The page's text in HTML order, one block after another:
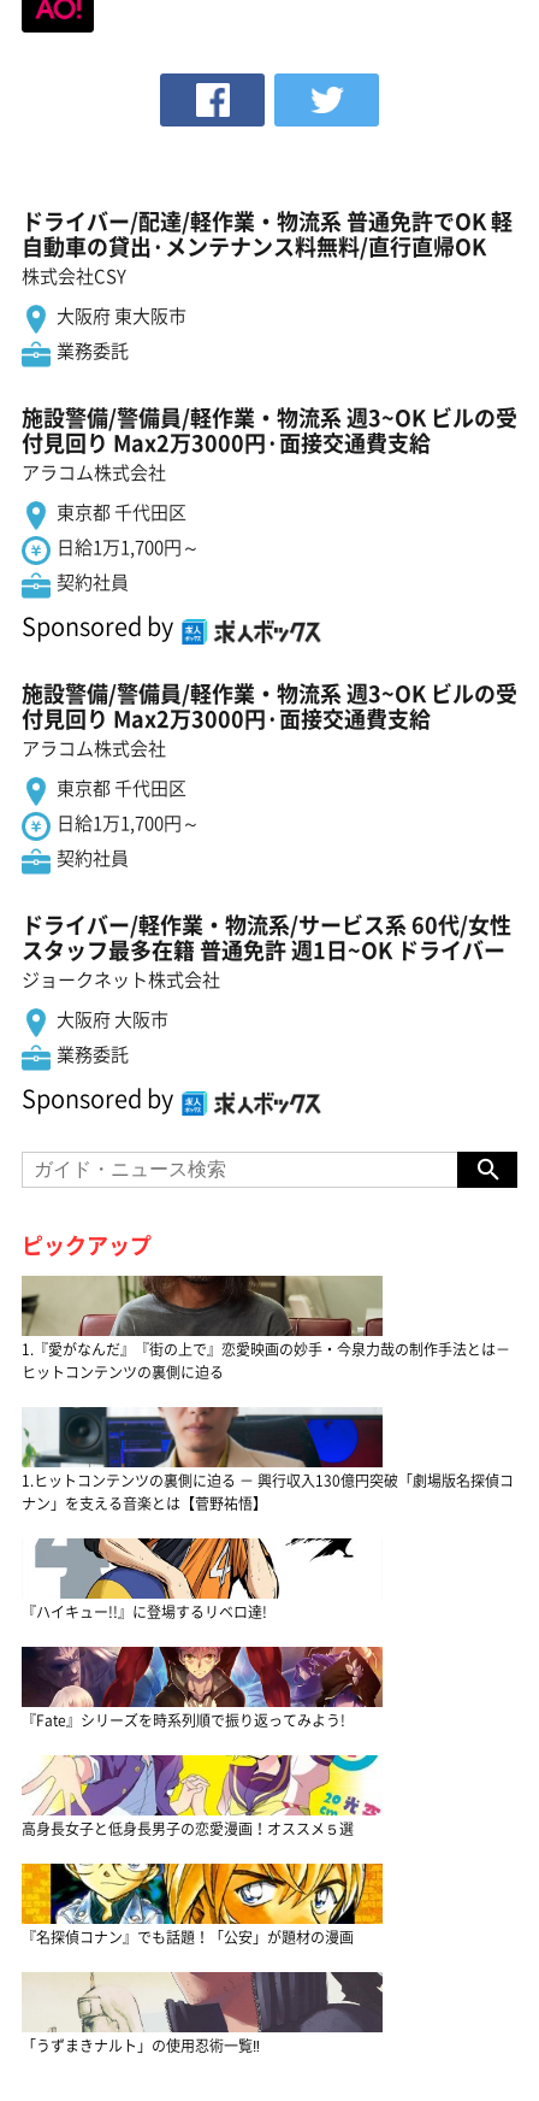
ドライバー/配達/軽作業・物流系 普通免許でOK 軽
自動車の貸出·メンテナンス料無料/直行直帰OK
株式会社CSY
大阪府 東大阪市
業務委託
施設警備/警備員/軽作業・物流系 週3~OK ビルの受
付見回り Max2万3000円·面接交通費支給
アラコム株式会社
東京都 千代田区
日給1万1,700円～
契約社員
Sponsored by
施設警備/警備員/軽作業・物流系 週3~OK ビルの受
付見回り Max2万3000円·面接交通費支給
アラコム株式会社
東京都 千代田区
日給1万1,700円～
契約社員
ドライバー/軽作業・物流系/サービス系 60代/女性
スタッフ最多在籍 普通免許 週1日~OK ドライバー
ジョークネット株式会社
大阪府 大阪市
業務委託
Sponsored by
ピックアップ
1.『愛がなんだ』『街の上で』恋愛映画の妙手・今泉力哉の制作手法とは－
ヒットコンテンツの裏側に迫る
1.ヒットコンテンツの裏側に迫る － 興行収入130億円突破「劇場版名探偵コ
ナン」を支える音楽とは【菅野祐悟】
『ハイキュー!!』に登場するリベロ達!
『Fate』シリーズを時系列順で振り返ってみよう!
高身長女子と低身長男子の恋愛漫画！オススメ５選
『名探偵コナン』でも話題！「公安」が題材の漫画
「うずまきナルト」の使用忍術一覧‼